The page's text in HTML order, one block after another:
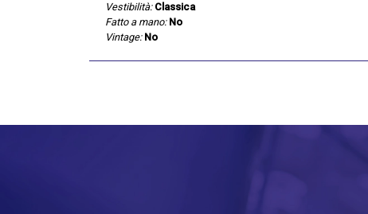
Vestibilità: Classica
Fatto a mano: No
Vintage: No